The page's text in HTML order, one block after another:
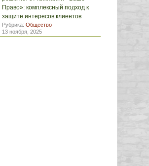
Право»: комплексный подход к
защите интересов клиентов
Рубрика: Общество
13 ноября, 2025